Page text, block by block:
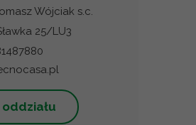
Wójciak s.c.
25/LU3